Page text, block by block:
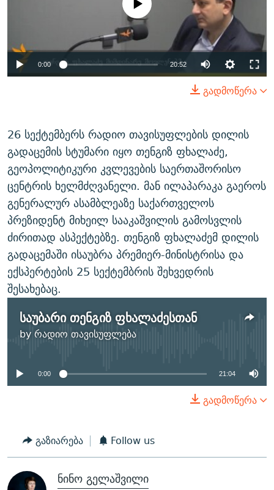
ᲚᲘᲢᲔᲠᲐᲢᲣᲠᲣᲚᲘ ᲬᲐᲮᲜᲐᲒᲔᲑᲘ
ᲐᲛᲔᲠᲘᲙᲣᲚᲘ ᲛᲝᲗᲮᲠᲝᲑᲐ
ᲩᲔᲛᲘ ᲡᲘᲙᲕᲓᲘᲚᲘᲡ ᲛᲘᲖᲔᲖᲘᲐ COVID-19
11 ᲬᲔᲚᲘ - 11 ᲐᲛᲑᲐᲕᲘ
ᲡᲐᲞᲐᲠᲚᲐᲛᲔᲜᲢᲝ ᲐᲠᲩᲔᲕᲜᲔᲑᲘᲡ ᲘᲡᲢᲝᲠᲘᲐ
ᲑᲐᲕᲨᲕᲔᲑᲘ ᲞᲠᲝᲡᲢᲘᲢᲣᲪᲘᲐᲨᲘ - ᲐᲛᲝᲣᲗᲥᲛᲔᲚᲘ ᲐᲛᲑᲐᲕᲘ
ПРИВЕТ ᲙᲣᲚᲢᲣᲠᲐ
available
0:00 20:52
გადმოწერა
26 სექტემბერს რადიო თავისუფლების დილის
გადაცემის სტუმარი იყო თენგიზ ფხალაძე,
გეოპოლიტიკური კვლევების საერთაშორისო
ცენტრის ხელმძღვანელი. მან ილაპარაკა გაეროს
გენერალურ ასამბლეაზე საქართველოს
პრეზიდენტ მიხეილ სააკაშვილის გამოსვლის
ძირითად ასპექტებზე. თენგიზ ფხალაძემ დილის
გადაცემაში ისაუბრა პრემიერ-მინისტრისა და
ექსპერტების 25 სექტემბრის შეხვედრის
შესახებაც.
საუბარი თენგიზ ფხალაძესთან
byრადიო თავისუფლება
No media source currently
0:00 21:04
გადმოწერა
გაზიარება Follow us
ნინო გელაშვილი